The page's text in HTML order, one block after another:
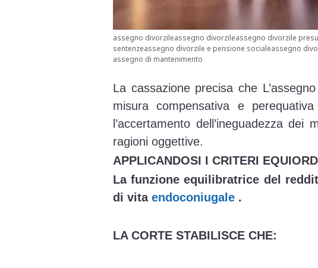
assegno divorzileassegno divorzileassegno divorzile
sentenzeassegno divorzile e pensione socialeassegno
assegno di mantenimento
La cassazione precisa che
misura compensativa e
l’accertamento dell’ineguadezza
ragioni oggettive.
APPLICANDOSI I CRITERI
La funzione equilibratrice del
di vitaendoconiugale.
LA CORTE STABILISCE CHE: